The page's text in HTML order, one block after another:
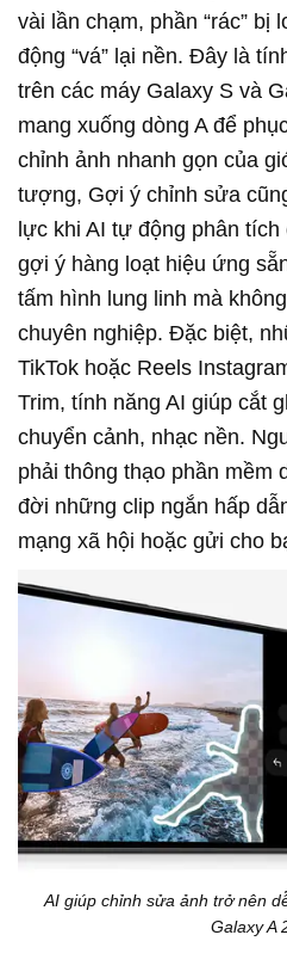
vài lần chạm, phần “rác” bị
động “vá” lại nền. Đây là
trên các máy Galaxy S và
mang xuống dòng A để
chỉnh ảnh nhanh gọn của
tượng, Gợi ý chỉnh sửa
lực khi AI tự động phân tích
gợi ý hàng loạt hiệu ứng
tấm hình lung linh mà
chuyên nghiệp. Đặc biệt,
TikTok hoặc Reels
Trim, tính năng AI giúp cắt
chuyển cảnh, nhạc nền.
phải thông thạo phần mềm
đời những clip ngắn hấp
mạng xã hội hoặc gửi cho
AI giúp chỉnh sửa ảnh trở nên
Galaxy A